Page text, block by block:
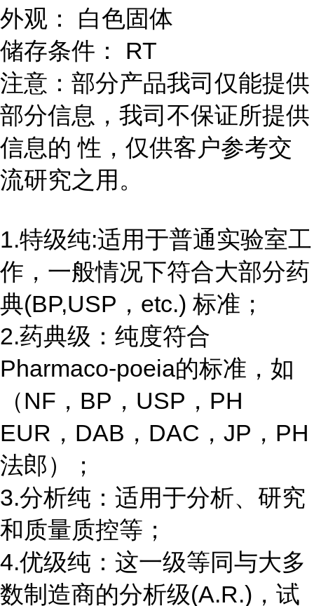
外观： 白色固体
储存条件： RT
注意：部分产品我司仅能提供
部分信息，我司不保证所提供
信息的 性，仅供客户参考交
流研究之用。
1.特级纯:适用于普通实验室工
作，一般情况下符合大部分药
典(BP,USP，etc.) 标准；
2.药典级：纯度符合
Pharmaco-poeia的标准，如
（NF，BP，USP，PH
EUR，DAB，DAC，JP，PH
法郎）；
3.分析纯：适用于分析、研究
和质量质控等；
4.优级纯：这一级等同与大多
数制造商的分析级(A.R.)，试